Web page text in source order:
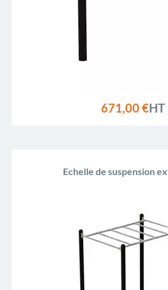
671,00 €HT
Echelle de suspension